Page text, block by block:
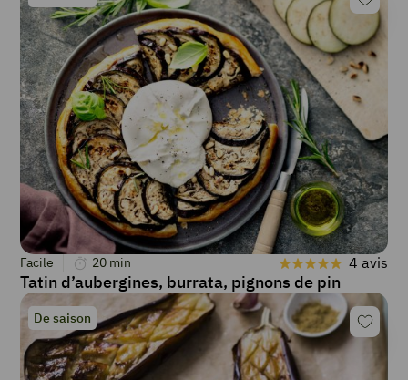
Facile 20 min 4 avis
Tatin d’aubergines, burrata, pignons de pin
De saison